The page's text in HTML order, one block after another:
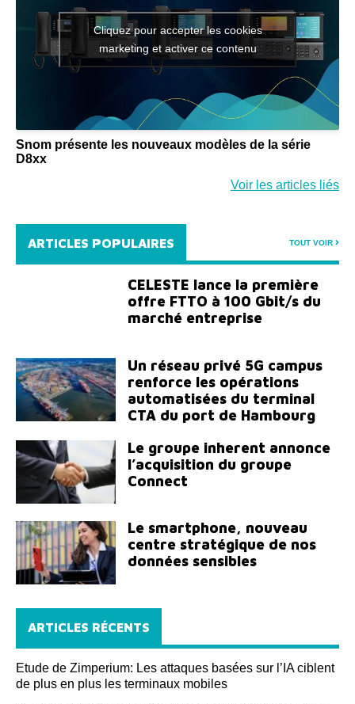
Cliquez pour accepter les cookies
marketing et activer ce contenu
Snom présente les nouveaux modèles de la série
D8xx
Voir les articles liés
ARTICLES POPULAIRES TOUT VOIR
CELESTE lance la première
offre FTTO à 100 Gbit/s du
marché entreprise
Un réseau privé 5G campus
renforce les opérations
automatisées du terminal
CTA du port de Hambourg
Le groupe inherent annonce
l’acquisition du groupe
Connect
Le smartphone, nouveau
centre stratégique de nos
données sensibles
ARTICLES RÉCENTS
Etude de Zimperium: Les attaques basées sur l’IA ciblent
de plus en plus les terminaux mobiles